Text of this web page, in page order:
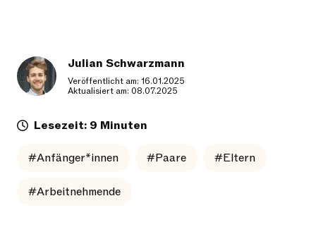
Julian Schwarzmann
Veröffentlicht am: 16.01.2025
Aktualisiert am: 08.07.2025
Lesezeit: 9 Minuten
#Anfänger*innen #Paare #Eltern
#Arbeitnehmende